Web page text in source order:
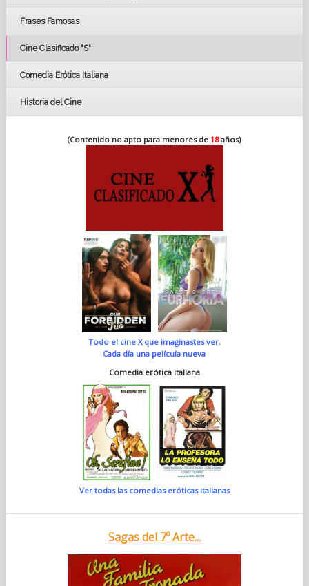
FESTIVAL DE HUELVA 2019
FESTIVAL DE CINE DE SEVILLA 2019
Frases Famosas
Cine Clasificado "S"
Comedia Erótica Italiana
Historia del Cine
(Contenido no apto para menores de 18años)
Todo el cine X que imaginastes ver.
Cada día una película nueva
Comedia erótica italiana
Ver todas las comedias eróticas italianas
Sagas del 7º Arte...